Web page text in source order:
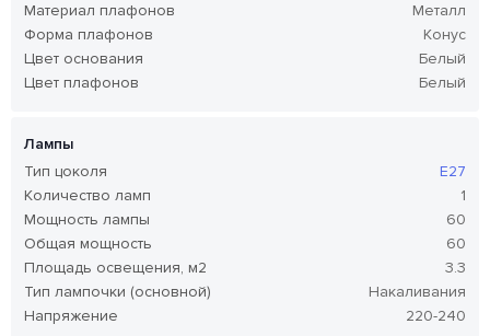
Материал плафонов
Металл
Форма плафонов
Конус
Цвет основания
Белый
Цвет плафонов
Белый
Лампы
Тип цоколя
E27
Количество ламп
1
Мощность лампы
60
Общая мощность
60
Площадь освещения, м2
3.3
Тип лампочки (основной)
Накаливания
Напряжение
220-240